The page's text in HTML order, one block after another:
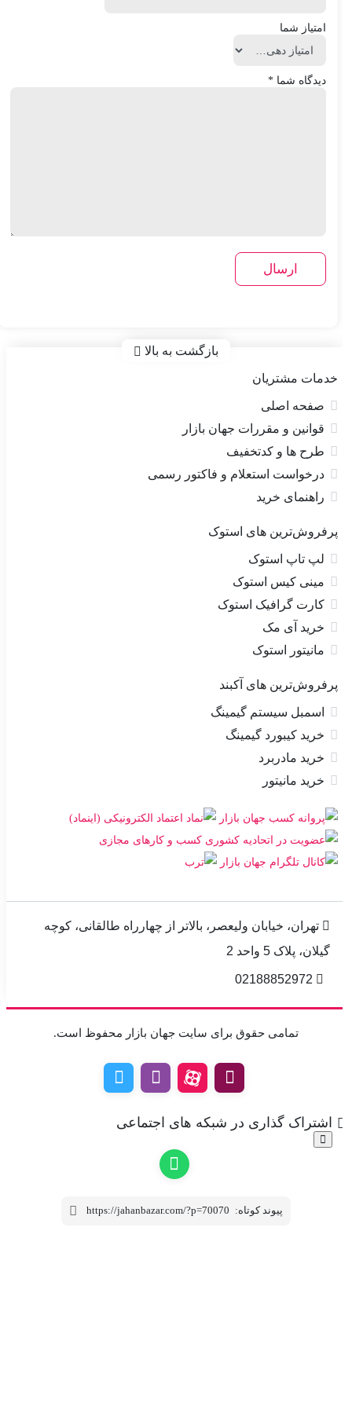
امتیاز شما
دیدگاه شما*
بازگشت به بالا
خدمات مشتریان
صفحه اصلی
قوانین و مقررات جهان بازار
طرح ها و کدتخفیف
درخواست استعلام و فاکتور رسمی
راهنمای خرید
پرفروش‌ترین های استوک
لپ تاپ استوک
مینی کیس استوک
کارت گرافیک استوک
خرید آی مک
مانیتور استوک
پرفروش‌ترین های آکبند
اسمبل سیستم گیمینگ
خرید کیبورد گیمینگ
خرید مادربرد
خرید مانیتور
تهران، خیابان ولیعصر، بالاتر از چهارراه طالقانی، کوچه
گیلان، پلاک 5 واحد 2
02188852972
تمامی حقوق برای سایت جهان بازار محفوظ است.
اشتراک گذاری در شبکه های اجتماعی
پیوند کوتاه: https://jahanbazar.com/?p=70070